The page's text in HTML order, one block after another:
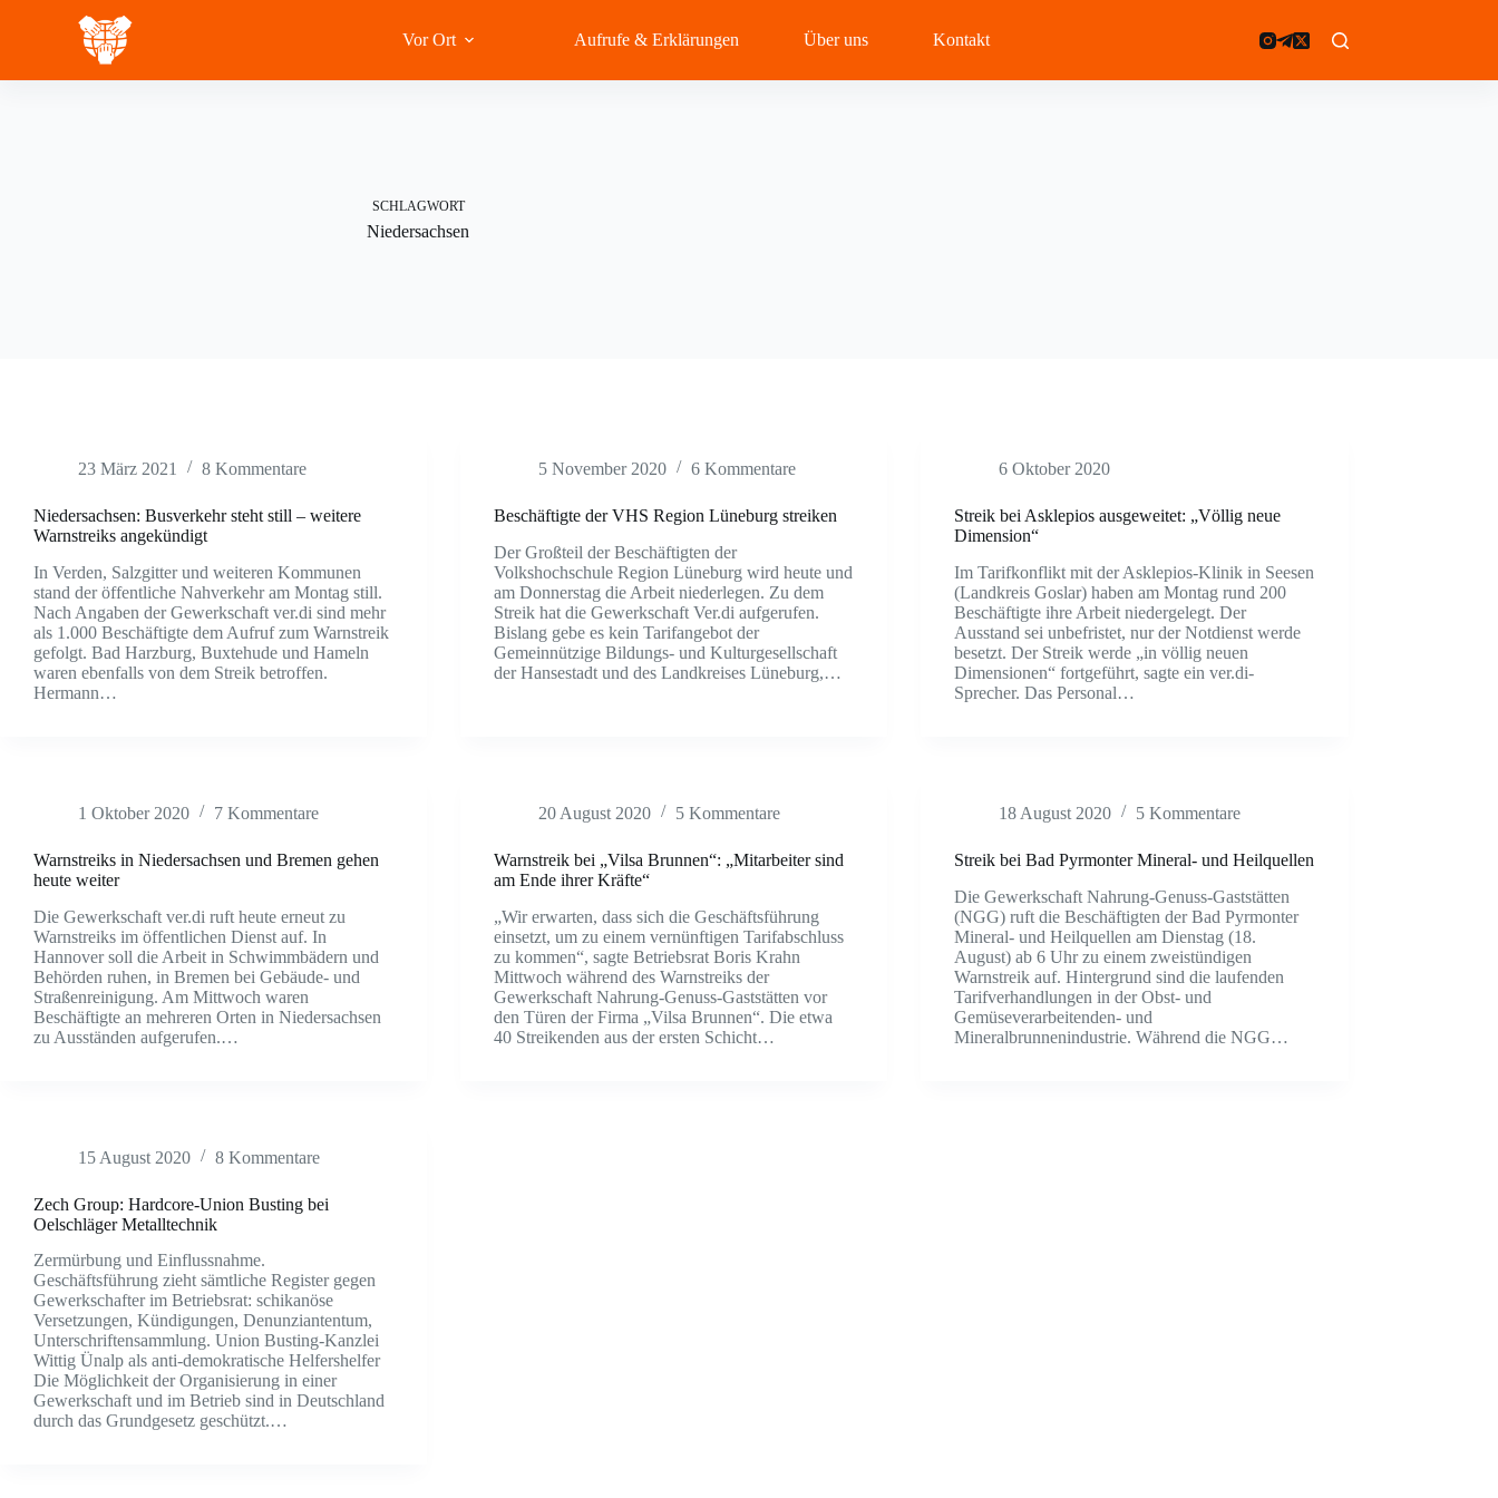
Vor Ort Aufrufe & Erklärungen Über uns Kontakt
SCHLAGWORT
Niedersachsen
23 März 2021 8 Kommentare
Niedersachsen: Busverkehr steht still – weitere
Warnstreiks angekündigt
In Verden, Salzgitter und weiteren Kommunen
stand der öffentliche Nahverkehr am Montag still.
Nach Angaben der Gewerkschaft ver.di sind mehr
als 1.000 Beschäftigte dem Aufruf zum Warnstreik
gefolgt. Bad Harzburg, Buxtehude und Hameln
waren ebenfalls von dem Streik betroffen.
Hermann…
5 November 2020 6 Kommentare
Beschäftigte der VHS Region Lüneburg streiken
Der Großteil der Beschäftigten der
Volkshochschule Region Lüneburg wird heute und
am Donnerstag die Arbeit niederlegen. Zu dem
Streik hat die Gewerkschaft Ver.di aufgerufen.
Bislang gebe es kein Tarifangebot der
Gemeinnützige Bildungs- und Kulturgesellschaft
der Hansestadt und des Landkreises Lüneburg,…
6 Oktober 2020
Streik bei Asklepios ausgeweitet: „Völlig neue
Dimension“
Im Tarifkonflikt mit der Asklepios-Klinik in Seesen
(Landkreis Goslar) haben am Montag rund 200
Beschäftigte ihre Arbeit niedergelegt. Der
Ausstand sei unbefristet, nur der Notdienst werde
besetzt. Der Streik werde „in völlig neuen
Dimensionen“ fortgeführt, sagte ein ver.di-
Sprecher. Das Personal…
1 Oktober 2020 7 Kommentare
Warnstreiks in Niedersachsen und Bremen gehen
heute weiter
Die Gewerkschaft ver.di ruft heute erneut zu
Warnstreiks im öffentlichen Dienst auf. In
Hannover soll die Arbeit in Schwimmbädern und
Behörden ruhen, in Bremen bei Gebäude- und
Straßenreinigung. Am Mittwoch waren
Beschäftigte an mehreren Orten in Niedersachsen
zu Ausständen aufgerufen.…
20 August 2020 5 Kommentare
Warnstreik bei „Vilsa Brunnen“: „Mitarbeiter sind
am Ende ihrer Kräfte“
„Wir erwarten, dass sich die Geschäftsführung
einsetzt, um zu einem vernünftigen Tarifabschluss
zu kommen“, sagte Betriebsrat Boris Krahn
Mittwoch während des Warnstreiks der
Gewerkschaft Nahrung-Genuss-Gaststätten vor
den Türen der Firma „Vilsa Brunnen“. Die etwa
40 Streikenden aus der ersten Schicht…
18 August 2020 5 Kommentare
Streik bei Bad Pyrmonter Mineral- und Heilquellen
Die Gewerkschaft Nahrung-Genuss-Gaststätten
(NGG) ruft die Beschäftigten der Bad Pyrmonter
Mineral- und Heilquellen am Dienstag (18.
August) ab 6 Uhr zu einem zweistündigen
Warnstreik auf. Hintergrund sind die laufenden
Tarifverhandlungen in der Obst- und
Gemüseverarbeitenden- und
Mineralbrunnenindustrie. Während die NGG…
15 August 2020 8 Kommentare
Zech Group: Hardcore-Union Busting bei
Oelschläger Metalltechnik
Zermürbung und Einflussnahme.
Geschäftsführung zieht sämtliche Register gegen
Gewerkschafter im Betriebsrat: schikanöse
Versetzungen, Kündigungen, Denunziantentum,
Unterschriftensammlung. Union Busting-Kanzlei
Wittig Ünalp als anti-demokratische Helfershelfer
Die Möglichkeit der Organisierung in einer
Gewerkschaft und im Betrieb sind in Deutschland
durch das Grundgesetz geschützt.…